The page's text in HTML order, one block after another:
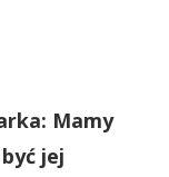
Mamy
jej